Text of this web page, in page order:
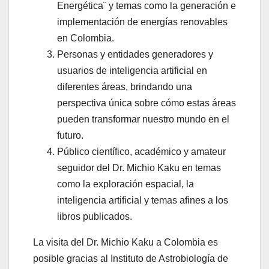
Energética¨ y temas como la generación e
implementación de energías renovables
en Colombia.
Personas y entidades generadores y
usuarios de inteligencia artificial en
diferentes áreas, brindando una
perspectiva única sobre cómo estas áreas
pueden transformar nuestro mundo en el
futuro.
Público científico, académico y amateur
seguidor del Dr. Michio Kaku en temas
como la exploración espacial, la
inteligencia artificial y temas afines a los
libros publicados.
La visita del Dr. Michio Kaku a Colombia es
posible gracias al Instituto de Astrobiología de